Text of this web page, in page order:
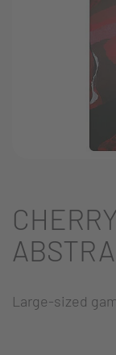
Large-sized